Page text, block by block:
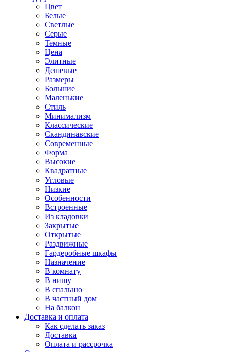
Цвет
Белые
Светлые
Серые
Темные
Цена
Элитные
Дешевые
Размеры
Большие
Маленькие
Стиль
Минимализм
Классические
Скандинавские
Современные
Форма
Высокие
Квадратные
Угловые
Низкие
Особенности
Встроенные
Из кладовки
Закрытые
Открытые
Раздвижные
Гардеробные шкафы
Назначение
В комнату
В нишу
В спальню
В частный дом
На балкон
Доставка и оплата
Как сделать заказ
Доставка
Оплата и рассрочка